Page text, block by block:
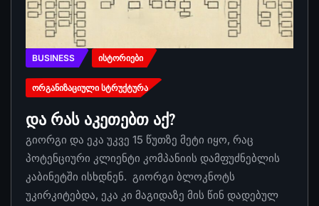
BUSINESS ᲘᲡᲢᲝᲠᲘᲔᲑᲘ
ᲝᲠᲒᲐᲜᲘᲖᲐᲪᲘᲣᲚᲘ ᲡᲢᲠᲣᲥᲢᲣᲠᲐ
და რას აკეთებთ აქ?
გიორგი და ეკა უკვე 15 წუთზე მეტი იყო, რაც
პოტენციური კლიენტი კომპანიის დამფუძნებლის
კაბინეტში ისხდნენ. გიორგი ბლოკნოტს
უკირკიტებდა, ეკა კი მაგიდაზე მის წინ დადებულ